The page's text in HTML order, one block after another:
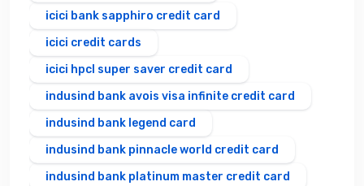
icici bank sapphiro credit card
icici credit cards
icici hpcl super saver credit card
indusind bank avois visa infinite credit card
indusind bank legend card
indusind bank pinnacle world credit card
indusind bank platinum master credit card